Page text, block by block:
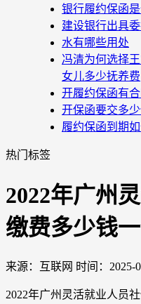
银行履约保函是
建设银行出具
水有哪些用处
冯清为何选择
女儿多少抚养费
开履约保函有
开保函要交多少
履约保函到期如
热门标签
2022年广州
缴费多少钱
来源：互联网 时间：2025-
2022年广州灵活就业人员